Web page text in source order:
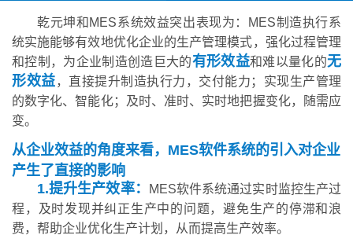
乾元坤和MES系统效益突出表现为：MES制造执行系
统实施能够有效地优化企业的生产管理模式，强化过程管理
和控制，为企业制造创造巨大的有形效益和难以量化的无
形效益，直接提升制造执行力，交付能力；实现生产管理
的数字化、智能化；及时、准时、实时地把握变化，随需应
变。
从企业效益的角度来看，MES软件系统的引入对企业
产生了直接的影响
1.提升生产效率：
MES软件系统通过实时监控生产过
程，及时发现并纠正生产中的问题，避免生产的停滞和浪
费，帮助企业优化生产计划，从而提高生产效率。